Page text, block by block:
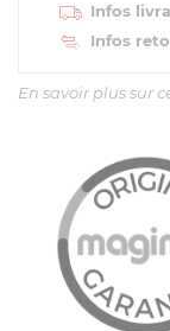
Infos
Infos
En savoir plus sur